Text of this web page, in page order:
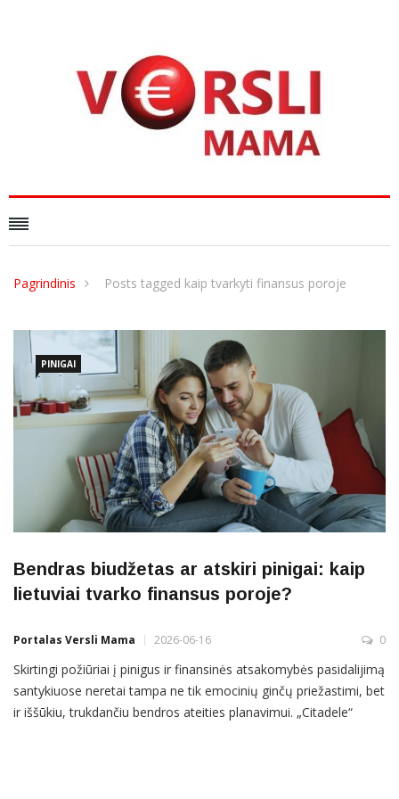
Pagrindinis Posts tagged kaip tvarkyti finansus poroje
PINIGAI
Bendras biudžetas ar atskiri pinigai: kaip
lietuviai tvarko finansus poroje?
Portalas Versli Mama 2026-06-16 0
Skirtingi požiūriai į pinigus ir finansinės atsakomybės pasidalijimą
santykiuose neretai tampa ne tik emocinių ginčų priežastimi, bet
ir iššūkiu, trukdančiu bendros ateities planavimui. „Citadele“